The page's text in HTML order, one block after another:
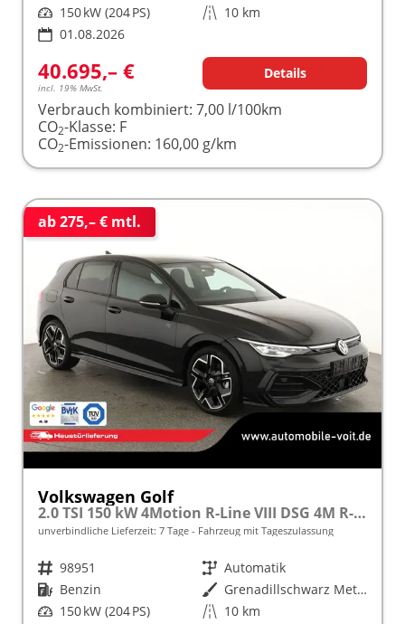
Leistung 150 kW (204 PS) Kilometerstand 10 km
01.08.2026
40.695,– €
incl. 19% MwSt.
Details
Verbrauch kombiniert: 7,00 l/100km
CO2-Klasse: F
CO2-Emissionen: 160,00 g/km
ab 275,– € mtl.
Volkswagen Golf
2.0 TSI 150 kW 4Motion R-Line VIII DSG 4M R-LINE, AHK, LED-Plus, 18-Zoll, Side, Kamera, Winter, 3 J.-Garantie
unverbindliche Lieferzeit: 7 Tage Fahrzeug mit Tageszulassung
Fahrzeugnr. 98951 Getriebe Automatik
Kraftstoff Benzin Außenfarbe
Grenadillschwarz Metallic
Leistung 150 kW (204 PS) Kilometerstand 10 km